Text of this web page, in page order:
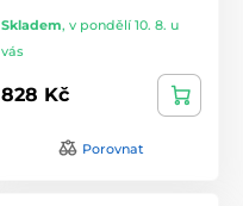
Skladem, v pondělí 10. 8. u
vás
828 Kč
Porovnat